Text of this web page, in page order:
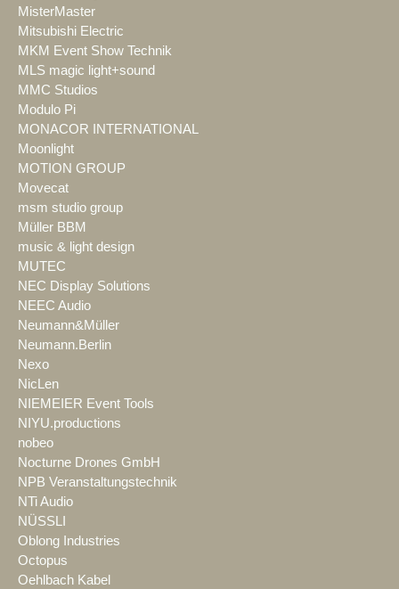
MisterMaster
Mitsubishi Electric
MKM Event Show Technik
MLS magic light+sound
MMC Studios
Modulo Pi
MONACOR INTERNATIONAL
Moonlight
MOTION GROUP
Movecat
msm studio group
Müller BBM
music & light design
MUTEC
NEC Display Solutions
NEEC Audio
Neumann&Müller
Neumann.Berlin
Nexo
NicLen
NIEMEIER Event Tools
NIYU.productions
nobeo
Nocturne Drones GmbH
NPB Veranstaltungstechnik
NTi Audio
NÜSSLI
Oblong Industries
Octopus
Oehlbach Kabel